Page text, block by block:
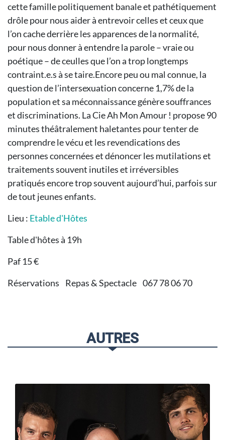
cette famille politiquement banale et pathétiquement
drôle pour nous aider à entrevoir celles et ceux que
l’on cache derrière les apparences de la normalité,
pour nous donner à entendre la parole – vraie ou
poétique – de ceulles que l’on a trop longtemps
contraint.e.s à se taire.Encore peu ou mal connue, la
question de l’intersexuation concerne 1,7% de la
population et sa méconnaissance génère souffrances
et discriminations. La Cie Ah Mon Amour ! propose 90
minutes théâtralement haletantes pour tenter de
comprendre le vécu et les revendications des
personnes concernées et dénoncer les mutilations et
traitements souvent inutiles et irréversibles
pratiqués encore trop souvent aujourd’hui, parfois sur
de tout jeunes enfants.
Lieu : Etable d'Hôtes
Table d'hôtes à 19h
Paf 15 €
Réservations Repas & Spectacle 067 78 06 70
AUTRES